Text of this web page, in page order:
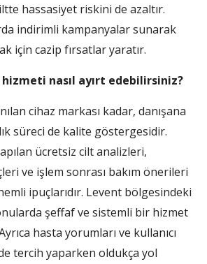
hassasiyet riskini de azaltır.
indirimli kampanyalar sunarak
için cazip fırsatlar yaratır.
nasıl ayırt edebilirsiniz?
cihaz markası kadar, danışana
süreci de kalite göstergesidir.
ücretsiz cilt analizleri,
ve işlem sonrası bakım önerileri
ipuçlarıdır. Levent bölgesindeki
şeffaf ve sistemli bir hizmet
hasta yorumları ve kullanıcı
tercih yaparken oldukça yol